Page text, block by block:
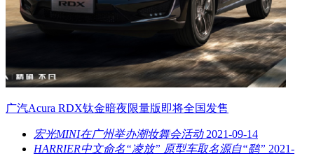
广汽Acura RDX钛金暗夜限量版即将全国发售
宏光MINI在广州举办潮妆舞会活动 2021-09-14
HARRIER中文命名“凌放” 原型车取名源自“鹞” 2021-